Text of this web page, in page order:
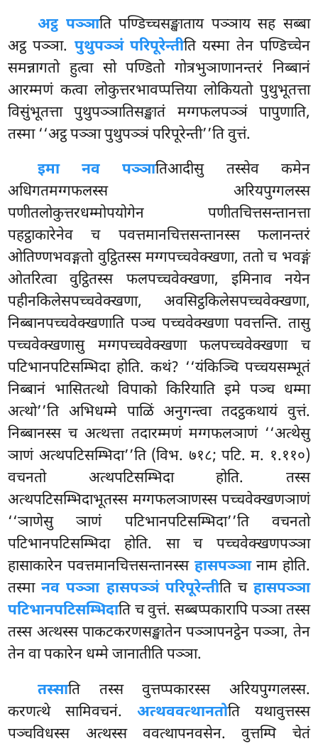
अट्ठ पञ्ञाति पण्डिच्चसङ्खाताय पञ्ञाय सह सब्बा
अट्ठ पञ्ञा. पुथुपञ्ञं परिपूरेन्तीति यस्मा तेन पण्डिच्चेन
समन्नागतो हुत्वा सो पण्डितो गोत्रभुञाणानन्तरं निब्बानं
आरम्मणं कत्वा लोकुत्तरभावप्पत्तिया लोकियतो पुथुभूतत्ता
विसुंभूतत्ता पुथुपञ्ञातिसङ्खातं मग्गफलपञ्ञं पापुणाति,
तस्मा ‘‘अट्ठ पञ्ञा पुथुपञ्ञं परिपूरेन्ती’’ति वुत्तं.
इमा नव पञ्ञातिआदीसु तस्सेव कमेन
अधिगतमग्गफलस्स अरियपुग्गलस्स
पणीतलोकुत्तरधम्मोपयोगेन पणीतचित्तसन्तानत्ता
पहट्ठाकारेनेव च पवत्तमानचित्तसन्तानस्स फलानन्तरं
ओतिण्णभवङ्गतो वुट्ठितस्स मग्गपच्चवेक्खणा, ततो च भवङ्गं
ओतरित्वा वुट्ठितस्स फलपच्चवेक्खणा, इमिनाव नयेन
पहीनकिलेसपच्चवेक्खणा, अवसिट्ठकिलेसपच्चवेक्खणा,
निब्बानपच्चवेक्खणाति पञ्च पच्चवेक्खणा पवत्तन्ति. तासु
पच्चवेक्खणासु मग्गपच्चवेक्खणा फलपच्चवेक्खणा च
पटिभानपटिसम्भिदा होति. कथं? ‘‘यंकिञ्चि पच्चयसम्भूतं
निब्बानं भासितत्थो विपाको किरियाति इमे पञ्च धम्मा
अत्थो’’ति अभिधम्मे पाळिं अनुगन्त्वा तदट्ठकथायं वुत्तं.
निब्बानस्स च अत्थत्ता तदारम्मणं मग्गफलञाणं ‘‘अत्थेसु
ञाणं अत्थपटिसम्भिदा’’ति (विभ. ७१८; पटि. म. १.११०)
वचनतो अत्थपटिसम्भिदा होति. तस्स
अत्थपटिसम्भिदाभूतस्स मग्गफलञाणस्स पच्चवेक्खणञाणं
‘‘ञाणेसु ञाणं पटिभानपटिसम्भिदा’’ति वचनतो
पटिभानपटिसम्भिदा होति. सा च पच्चवेक्खणपञ्ञा
हासाकारेन पवत्तमानचित्तसन्तानस्स हासपञ्ञानाम होति.
तस्मानव पञ्ञा हासपञ्ञं परिपूरेन्तीति च हासपञ्ञा
पटिभानपटिसम्भिदाति च वुत्तं. सब्बप्पकारापि पञ्ञा तस्स
तस्स अत्थस्स पाकटकरणसङ्खातेन पञ्ञापनट्ठेन पञ्ञा, तेन
तेन वा पकारेन धम्मे जानातीति पञ्ञा.
तस्साति तस्स वुत्तप्पकारस्स अरियपुग्गलस्स.
करणत्थे सामिवचनं. अत्थववत्थानतोति यथावुत्तस्स
पञ्चविधस्स अत्थस्स ववत्थापनवसेन. वुत्तम्पि चेतं